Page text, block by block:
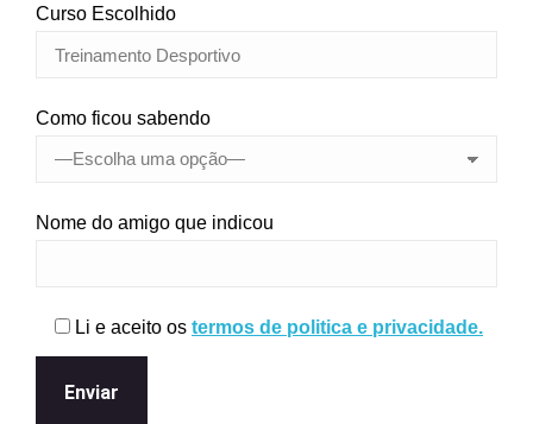
Curso Escolhido
Como ficou sabendo
Nome do amigo que indicou
Li e aceito os termos de politica e privacidade.